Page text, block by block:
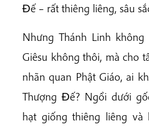
Ðế – rất thiêng liêng, sâu
Nhưng Thánh Linh
Giêsu không thôi, mà cho
nhãn quan Phật Giáo, ai
Thượng Ðế? Ngồi dưới
hạt giống thiêng liêng và